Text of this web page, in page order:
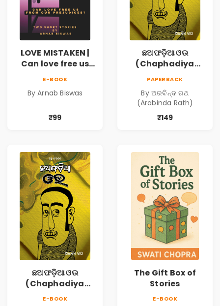
LOVE MISTAKEN |
Can love free us
E-BOOK
By Arnab Biswas
₹99
ଛଅଫଡ଼ିଆ ଓଉ
(Chaphadiya
PAPERBACK
By ଅରବିନ୍ଦ ରଥ
(Arabinda Rath)
₹149
ଛଅଫଡ଼ିଆ ଓଉ
(Chaphadiya
Oua)
E-BOOK
The Gift Box of
Stories
E-BOOK